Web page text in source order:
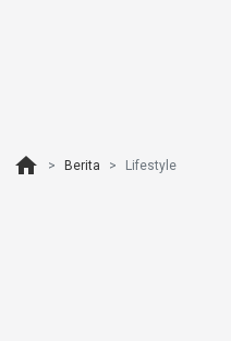
home Berita Lifestyle